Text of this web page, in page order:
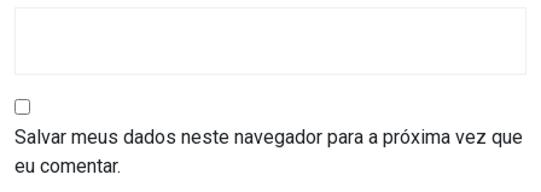
MACAU
Salvar meus dados neste navegador para a próxima vez que
eu comentar.